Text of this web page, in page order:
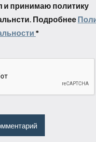
и принимаю политику
Подробнее
*